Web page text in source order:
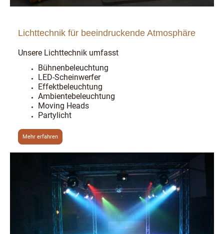
Lichttechnik für beeindruckende Atmosphäre
Unsere Lichttechnik umfasst
Bühnenbeleuchtung
LED-Scheinwerfer
Effektbeleuchtung
Ambientebeleuchtung
Moving Heads
Partylicht
Mehr erfahren